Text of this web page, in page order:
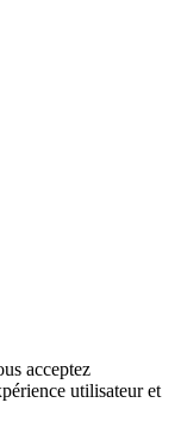
acceptez
utilisateur et